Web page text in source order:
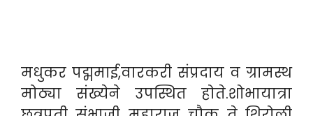
मधुकर पद्ममाई,वारकरी संप्रदाय व ग्रामस्थ
मोठ्या संख्येने उपस्थित होते.शोभायात्रा